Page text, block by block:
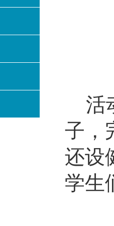
活
子，
还设
学生